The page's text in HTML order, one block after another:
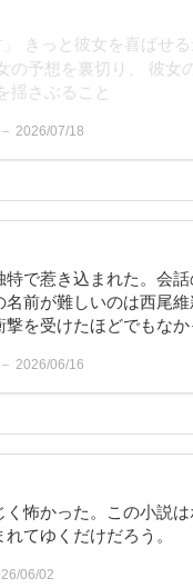
」 きっと彼女を喜ばせ
の予想を裏切り、 彼女
揺さぶること
2026/07/18
で惹き込まれた。会
前が難しいのは西尾
を受けたほどでもなか
2026/06/16
怖かった。この小説
てゆくだけだろう。
06/02